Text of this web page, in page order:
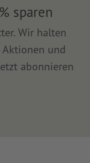
sparen
Wir halten
und
abonnieren